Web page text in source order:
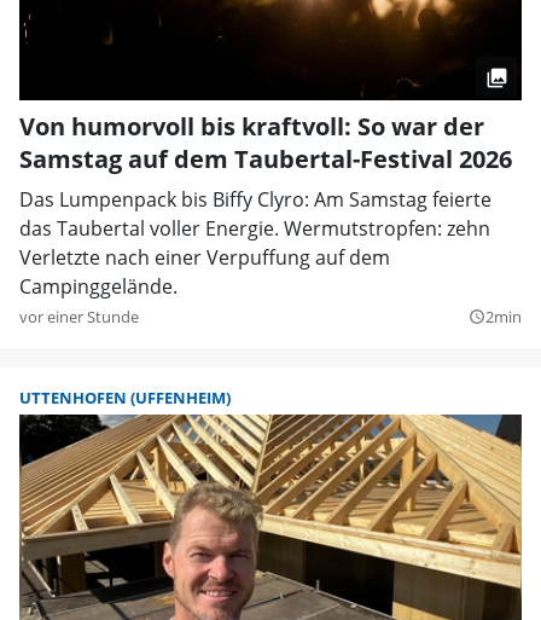
Von humorvoll bis kraftvoll: So war der
Samstag auf dem Taubertal-Festival 2026
Das Lumpenpack bis Biffy Clyro: Am Samstag feierte
das Taubertal voller Energie. Wermutstropfen: zehn
Verletzte nach einer Verpuffung auf dem
Campinggelände.
vor einer Stunde query_builder2min
UTTENHOFEN (UFFENHEIM)